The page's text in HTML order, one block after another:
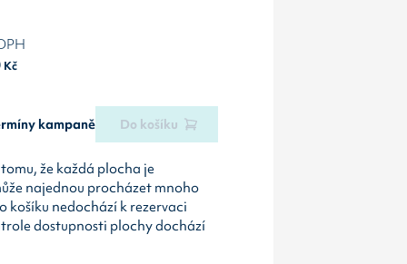
Kč
kampaně Do košíku
že každá plocha je
najednou procházet mnoho
košíku nedochází k rezervaci
dostupnosti plochy dochází